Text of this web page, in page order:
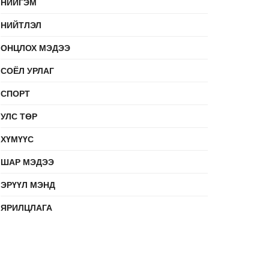
НИЙТЛЭЛ
ОНЦЛОХ МЭДЭЭ
СОЁЛ УРЛАГ
СПОРТ
УЛС ТӨР
ХҮМҮҮС
ШАР МЭДЭЭ
ЭРҮҮЛ МЭНД
ЯРИЛЦЛАГА